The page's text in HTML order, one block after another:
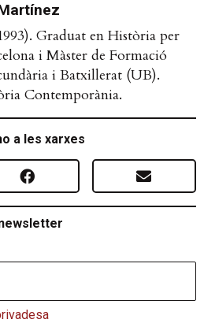
Graduat en Història per
i Màster de Formació
i Batxillerat (UB).
Contemporània.
a les xarxes